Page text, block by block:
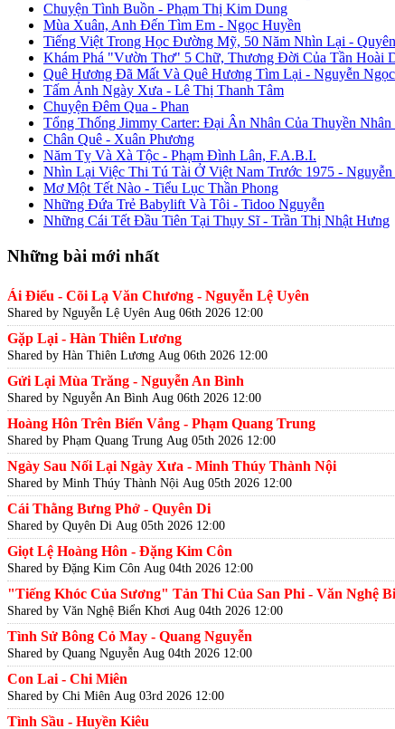
Chuyện Tình Buồn - Phạm Thị Kim Dung
Mùa Xuân, Anh Đến Tìm Em - Ngọc Huyền
Tiếng Việt Trong Học Đường Mỹ, 50 Năm Nhìn Lại -
Khám Phá "Vườn Thơ" 5 Chữ, Thương Đời Của Tần Hoài
Quê Hương Đã Mất Và Quê Hương Tìm Lại - Nguyễn
Tấm Ảnh Ngày Xưa - Lê Thị Thanh Tâm
Chuyện Đêm Qua - Phan
Tổng Thống Jimmy Carter: Đại Ân Nhân Của Thuyền
Chân Quê - Xuân Phương
Năm Tỵ Và Xà Tộc - Phạm Đình Lân, F.A.B.I.
Nhìn Lại Việc Thi Tú Tài Ở Việt Nam Trước 1975 -
Mơ Một Tết Nào - Tiểu Lục Thần Phong
Những Đứa Trẻ Babylift Và Tôi - Tidoo Nguyễn
Những Cái Tết Đầu Tiên Tại Thụy Sĩ - Trần Thị Nhật Hưng
Những bài mới nhất
Ái Điểu - Cõi Lạ Văn Chương - Nguyễn Lệ Uyên
Shared by Nguyễn Lệ Uyên Aug 06th 2026 12:00
Gặp Lại - Hàn Thiên Lương
Shared by Hàn Thiên Lương Aug 06th 2026 12:00
Gửi Lại Mùa Trăng - Nguyễn An Bình
Shared by Nguyễn An Bình Aug 06th 2026 12:00
Hoàng Hôn Trên Biển Vắng - Phạm Quang Trung
Shared by Phạm Quang Trung Aug 05th 2026 12:00
Ngày Sau Nối Lại Ngày Xưa - Minh Thúy Thành Nội
Shared by Minh Thúy Thành Nội Aug 05th 2026 12:00
Cái Thằng Bưng Phở - Quyên Di
Shared by Quyên Di Aug 05th 2026 12:00
Giọt Lệ Hoàng Hôn - Đặng Kim Côn
Shared by Đặng Kim Côn Aug 04th 2026 12:00
"Tiếng Khóc Của Sương" Tản Thi Của San Phi - Văn Nghệ
Shared by Văn Nghệ Biển Khơi Aug 04th 2026 12:00
Tình Sử Bông Cỏ May - Quang Nguyễn
Shared by Quang Nguyễn Aug 04th 2026 12:00
Con Lai - Chi Miên
Shared by Chi Miên Aug 03rd 2026 12:00
Tình Sầu - Huyền Kiêu